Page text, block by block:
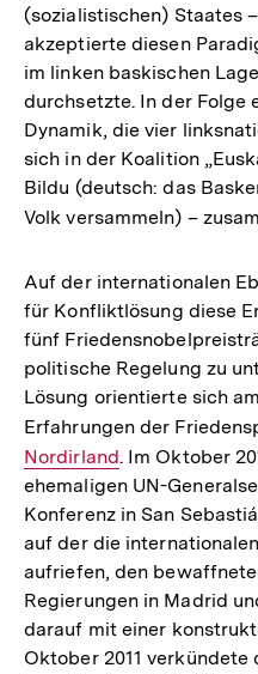
(sozialistischen) Staates
akzeptierte diesen
im linken baskischen
durchsetzte. In der Folge
Dynamik, die vier
sich in der Koalition
Bildu (deutsch: das
Volk versammeln) –
Auf der internationalen
für Konfliktlösung diese
fünf
politische Regelung zu
Lösung orientierte sich
Erfahrungen der
Nordirland. Im Oktober
ehemaligen UN-
Konferenz in San
auf der die
aufriefen, den
Regierungen in Madrid
darauf mit einer
Oktober 2011 verkündete